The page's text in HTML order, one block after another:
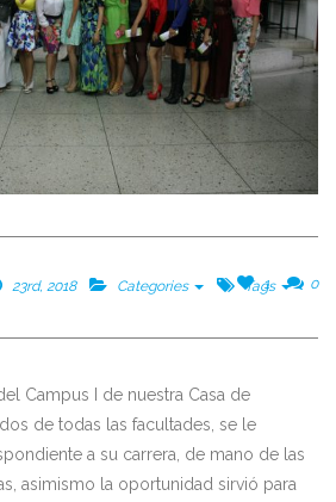
23rd, 2018 Categories Tags 0
1
Campus I de nuestra Casa de
de todas las facultades, se le
a su carrera, de mano de las
asimismo la oportunidad sirvió para